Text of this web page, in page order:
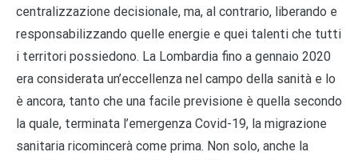
centralizzazione decisionale, ma, al contrario, liberando e
responsabilizzando quelle energie e quei talenti che tutti
i territori possiedono. La Lombardia fino a gennaio 2020
era considerata un’eccellenza nel campo della sanità e lo
è ancora, tanto che una facile previsione è quella secondo
la quale, terminata l’emergenza Covid-19, la migrazione
sanitaria ricomincerà come prima. Non solo, anche la